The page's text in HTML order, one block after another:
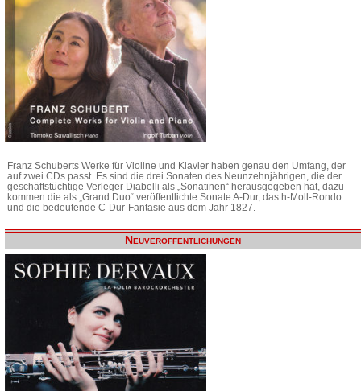
Franz Schuberts Werke für Violine und Klavier haben genau den Umfang, der
auf zwei CDs passt. Es sind die drei Sonaten des Neunzehnjährigen, die der
geschäftstüchtige Verleger Diabelli als „Sonatinen“ herausgegeben hat, dazu
kommen die als „Grand Duo“ veröffentlichte Sonate A-Dur, das h-Moll-Rondo
und die bedeutende C-Dur-Fantasie aus dem Jahr 1827.
Neuveröffentlichungen